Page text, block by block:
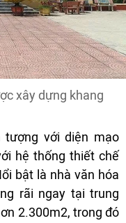
xây dựng khang
tượng với diện mạo
hệ thống thiết chế
bật là nhà văn hóa
rãi ngay tại trung
2.300m2, trong đó